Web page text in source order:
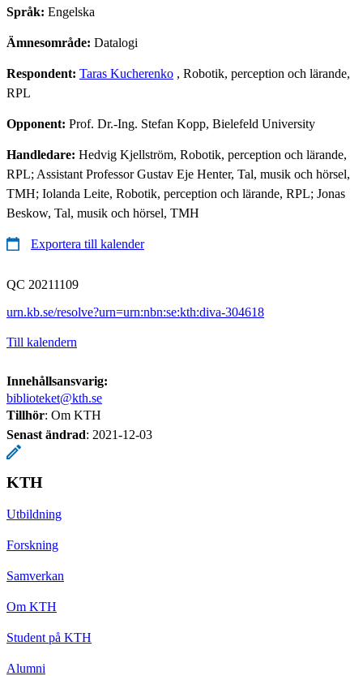
Språk: Engelska
Ämnesområde: Datalogi
Respondent: Taras Kucherenko , Robotik, perception och lärande,
RPL
Opponent: Prof. Dr.-Ing. Stefan Kopp, Bielefeld University
Handledare: Hedvig Kjellström, Robotik, perception och lärande,
RPL; Assistant Professor Gustav Eje Henter, Tal, musik och hörsel,
TMH; Iolanda Leite, Robotik, perception och lärande, RPL; Jonas
Beskow, Tal, musik och hörsel, TMH
Exportera till kalender
QC 20211109
urn.kb.se/resolve?urn=urn:nbn:se:kth:diva-304618
Till kalendern
Innehållsansvarig:
biblioteket@kth.se
Tillhör: Om KTH
Senast ändrad: 2021-12-03
KTH
Utbildning
Forskning
Samverkan
Om KTH
Student på KTH
Alumni